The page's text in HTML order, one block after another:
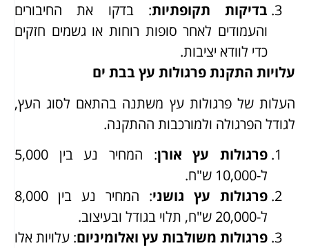
בדיקות תקופתיות: בדקו את החיבורים
והעמודים לאחר סופות רוחות או גשמים חזקים
כדי לוודא יציבות.
עלויות התקנת פרגולות עץ בבת ים
העלות של פרגולות עץ משתנה בהתאם לסוג העץ,
לגודל הפרגולה ולמורכבות ההתקנה.
פרגולות עץ אורן
: המחיר נע בין 5,000
ל-10,000 ש"ח.
פרגולות עץ גושני
: המחיר נע בין 8,000
ל-20,000 ש"ח, תלוי בגודל ובעיצוב.
פרגולות משולבות עץ ואלומיניום: עלויות אלו